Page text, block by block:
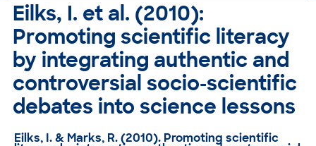
Eilks, I. et al. (2010):
Promoting scientific literacy
by integrating authentic and
controversial socio-scientific
debates into science lessons
Eilks, I. & Marks, R. (2010). Promoting scientific